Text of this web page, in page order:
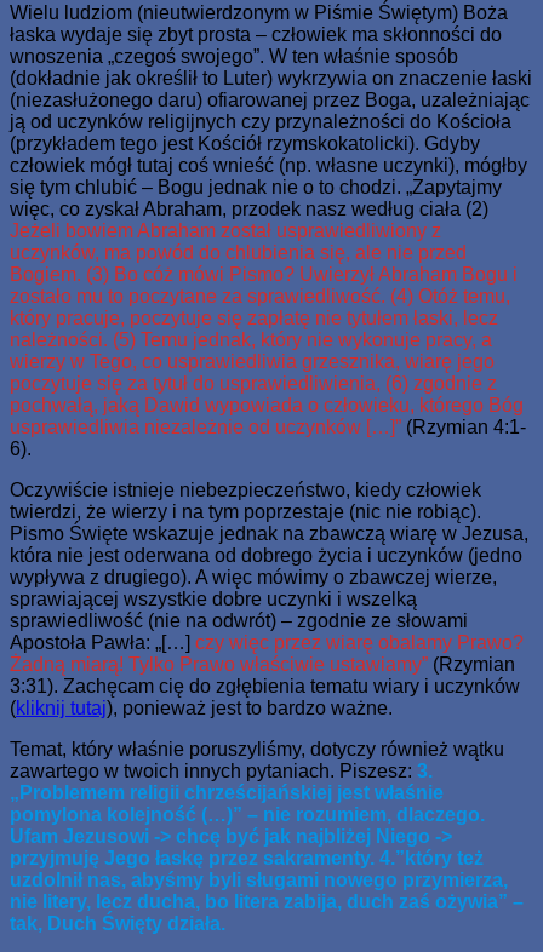
Wielu ludziom (nieutwierdzonym w Piśmie Świętym) Boża
łaska wydaje się zbyt prosta – człowiek ma skłonności do
wnoszenia „czegoś swojego”. W ten właśnie sposób
(dokładnie jak określił to Luter) wykrzywia on znaczenie łaski
(niezasłużonego daru) ofiarowanej przez Boga, uzależniając
ją od uczynków religijnych czy przynależności do Kościoła
(przykładem tego jest Kościół rzymskokatolicki). Gdyby
człowiek mógł tutaj coś wnieść (np. własne uczynki), mógłby
się tym chlubić – Bogu jednak nie o to chodzi. „Zapytajmy
więc, co zyskał Abraham, przodek nasz według ciała (2)
Jeżeli bowiem Abraham został usprawiedliwiony z
uczynków, ma powód do chlubienia się, ale nie przed
Bogiem. (3) Bo cóż mówi Pismo? Uwierzył Abraham Bogu i
zostało mu to poczytane za sprawiedliwość. (4) Otóż temu,
który pracuje, poczytuje się zapłatę nie tytułem łaski, lecz
należności. (5) Temu jednak, który nie wykonuje pracy, a
wierzy w Tego, co usprawiedliwia grzesznika, wiarę jego
poczytuje się za tytuł do usprawiedliwienia, (6) zgodnie z
pochwałą, jaką Dawid wypowiada o człowieku, którego Bóg
usprawiedliwia niezależnie od uczynków […]” (Rzymian 4:1-
6).
Oczywiście istnieje niebezpieczeństwo, kiedy człowiek
twierdzi, że wierzy i na tym poprzestaje (nic nie robiąc).
Pismo Święte wskazuje jednak na zbawczą wiarę w Jezusa,
która nie jest oderwana od dobrego życia i uczynków (jedno
wypływa z drugiego). A więc mówimy o zbawczej wierze,
sprawiającej wszystkie dobre uczynki i wszelką
sprawiedliwość (nie na odwrót) – zgodnie ze słowami
Apostoła Pawła: „[…] czy więc przez wiarę obalamy Prawo?
Żadną miarą! Tylko Prawo właściwie ustawiamy” (Rzymian
3:31). Zachęcam cię do zgłębienia tematu wiary i uczynków
(kliknij tutaj), ponieważ jest to bardzo ważne.
Temat, który właśnie poruszyliśmy, dotyczy również wątku
zawartego w twoich innych pytaniach. Piszesz: 3.
„Problemem religii chrześcijańskiej jest właśnie
pomylona kolejność (…)” – nie rozumiem, dlaczego.
Ufam Jezusowi -> chcę być jak najbliżej Niego ->
przyjmuję Jego łaskę przez sakramenty. 4.”który też
uzdolnił nas, abyśmy byli sługami nowego przymierza,
nie litery, lecz ducha, bo litera zabija, duch zaś ożywia” –
tak, Duch Święty działa.